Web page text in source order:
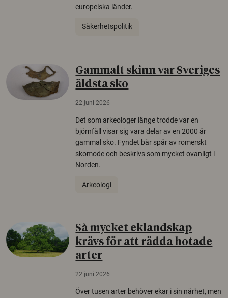
europeiska länder.
Säkerhetspolitik
Gammalt skinn var Sveriges
äldsta sko
22 juni 2026
Det som arkeologer länge trodde var en
björnfäll visar sig vara delar av en 2000 år
gammal sko. Fyndet bär spår av romerskt
skomode och beskrivs som mycket ovanligt i
Norden.
Arkeologi
Så mycket eklandskap
krävs för att rädda hotade
arter
22 juni 2026
Över tusen arter behöver ekar i sin närhet, men